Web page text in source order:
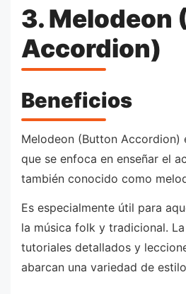
3. Melodeon
Accordion)
Beneficios
Melodeon (Button Accordion)
que se enfoca en enseñar el
también conocido como
Es especialmente útil para
la música folk y tradicional.
tutoriales detallados y
abarcan una variedad de